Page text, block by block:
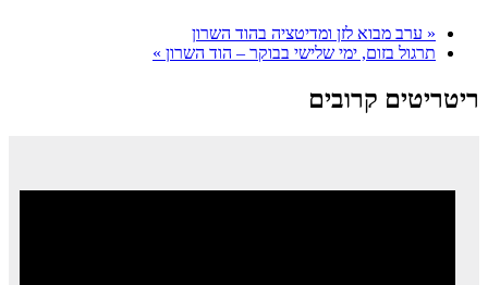
« ערב מבוא לזן ומדיטציה בהוד השרון
תרגול בזום, ימי שלישי בבוקר – הוד השרון »
ריטריטים קרובים